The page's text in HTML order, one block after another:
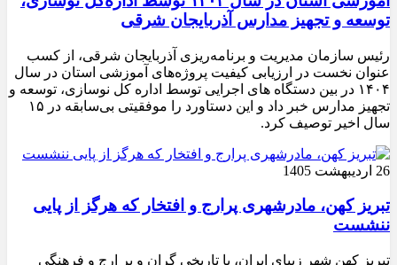
توسعه و تجهیز مدارس آذربایجان شرقی
رئیس سازمان مدیریت و برنامه‌ریزی آذربایجان شرقی، از کسب
عنوان نخست در ارزیابی کیفیت پروژه‌های آموزشی استان در سال
۱۴۰۴ در بین دستگاه های اجرایی توسط اداره کل نوسازی، توسعه و
تجهیز مدارس خبر داد و این دستاورد را موفقیتی بی‌سابقه در ۱۵
سال اخیر توصیف کرد.
26 اردیبهشت 1405
تبریز کهن، مادرشهری پرارج و افتخار که هرگز از پایی
ننشست
تبریز کهن شهر زیبای ایران، با تاریخی گران و پر ارج و فرهنگی